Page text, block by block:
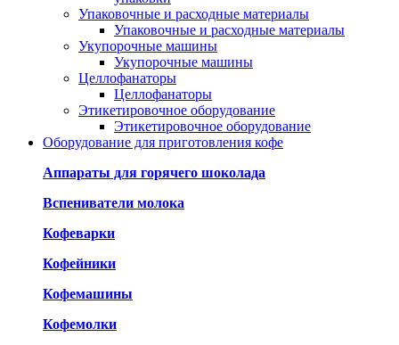
Упаковочные и расходные материалы
Упаковочные и расходные материалы
Укупорочные машины
Укупорочные машины
Целлофанаторы
Целлофанаторы
Этикетировочное оборудование
Этикетировочное оборудование
Оборудование для приготовления кофе
Аппараты для горячего шоколада
Вспениватели молока
Кофеварки
Кофейники
Кофемашины
Кофемолки